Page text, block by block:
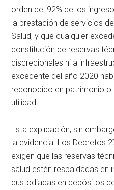
orden del 92% de los
la prestación de servicios
Salud, y que cualquier
constitución de reservas
discrecionales ni a
excedente del año 2020
reconocido en patrimonio o
utilidad.
Esta explicación, sin
la evidencia. Los Decretos
exigen que las reservas
salud estén respaldadas en
custodiadas en depósitos